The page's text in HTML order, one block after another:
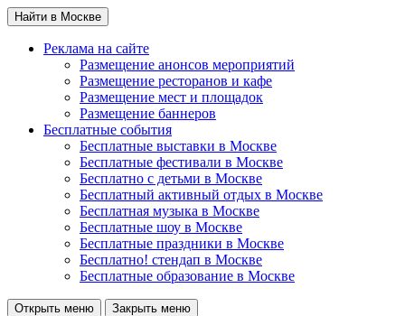
Найти в Москве
Реклама на сайте
Размещение анонсов мероприятий
Размещение ресторанов и кафе
Размещение мест и площадок
Размещение баннеров
Бесплатные события
Бесплатные выставки в Москве
Бесплатные фестивали в Москве
Бесплатно с детьми в Москве
Бесплатный активный отдых в Москве
Бесплатная музыка в Москве
Бесплатные шоу в Москве
Бесплатные праздники в Москве
Бесплатно! стендап в Москве
Бесплатные образование в Москве
Открыть меню Закрыть меню